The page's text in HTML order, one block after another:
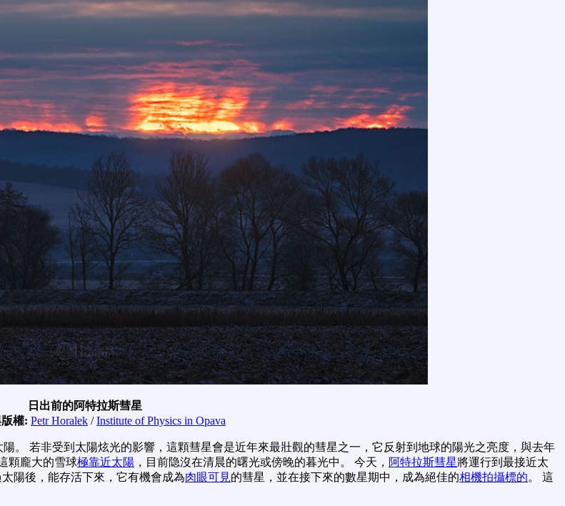
日出前的阿特拉斯彗星
權: Petr Horalek /Institute of Physics in Opava
。 若非受到太陽炫光的影響，這顆彗星會是近年來最壯觀的彗星之一，它反射到地球的陽光之亮度，與去年
顆龐大的雪球極靠近太陽 ，目前隐沒在清晨的曙光或傍晚的暮光中。 今天， 阿特拉斯彗星將運行到最接近太
陽後，能存活下來，它有機會成為肉眼可見的彗星，並在接下來的數星期中，成為絕佳的相機拍攝標的。 這